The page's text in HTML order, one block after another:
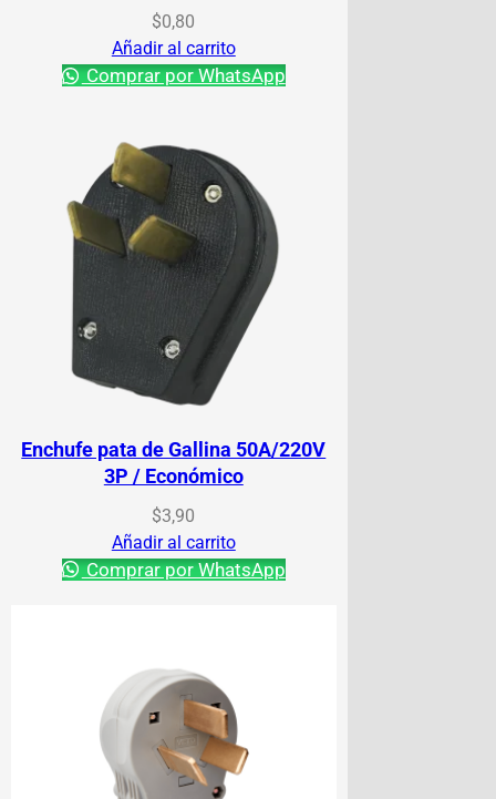
$0,80
Añadir al carrito
Comprar por WhatsApp
Enchufe pata de Gallina 50A/220V
3P / Económico
$3,90
Añadir al carrito
Comprar por WhatsApp